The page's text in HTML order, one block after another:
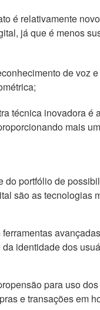
é relativamente
já que é menos
de voz
técnica inovadora é
mais
do portfólio de
são as tecnologias
identidade dos
para uso
e transações em